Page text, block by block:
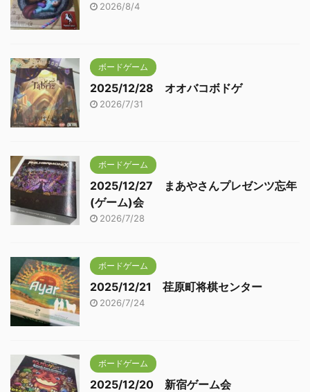
2026/8/4
ボードゲーム
2025/12/28 オオバコボドゲ
2026/7/31
ボードゲーム
2025/12/27 まあやさんプレゼンツ忘年
(ゲーム)会
2026/7/28
ボードゲーム
2025/12/21 荏原町将棋センター
2026/7/24
ボードゲーム
2025/12/20 新宿ゲーム会